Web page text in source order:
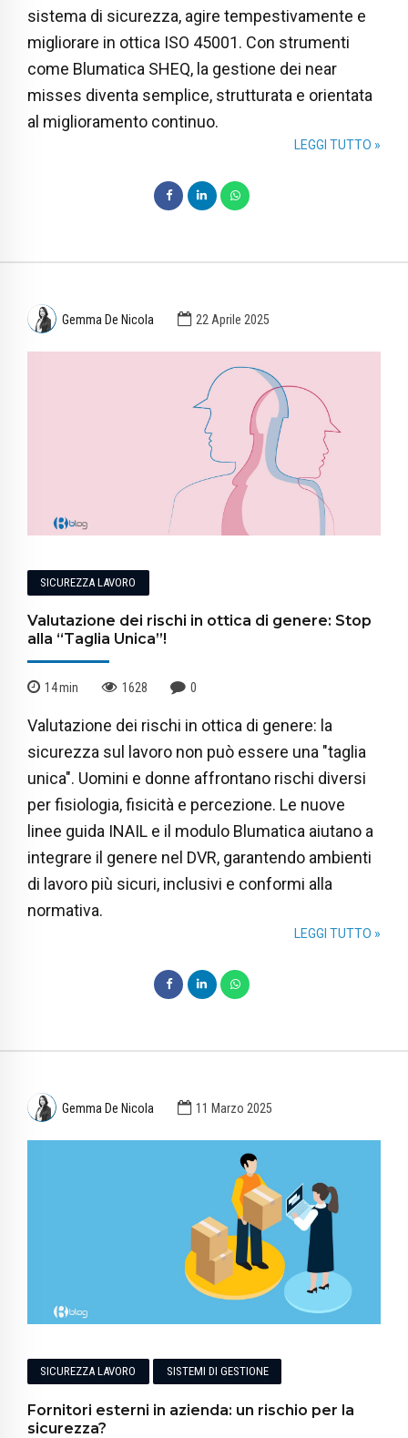
sistema di sicurezza, agire tempestivamente e
migliorare in ottica ISO 45001. Con strumenti
come Blumatica SHEQ, la gestione dei near
misses diventa semplice, strutturata e orientata
al miglioramento continuo.
LEGGI TUTTO »
Gemma De Nicola 22 Aprile 2025
SICUREZZA LAVORO
Valutazione dei rischi in ottica di genere: Stop
alla “Taglia Unica”!
14min 1628 0
Valutazione dei rischi in ottica di genere: la
sicurezza sul lavoro non può essere una "taglia
unica". Uomini e donne affrontano rischi diversi
per fisiologia, fisicità e percezione. Le nuove
linee guida INAIL e il modulo Blumatica aiutano a
integrare il genere nel DVR, garantendo ambienti
di lavoro più sicuri, inclusivi e conformi alla
normativa.
LEGGI TUTTO »
Gemma De Nicola 11 Marzo 2025
SICUREZZA LAVORO SISTEMI DI GESTIONE
Fornitori esterni in azienda: un rischio per la
sicurezza?